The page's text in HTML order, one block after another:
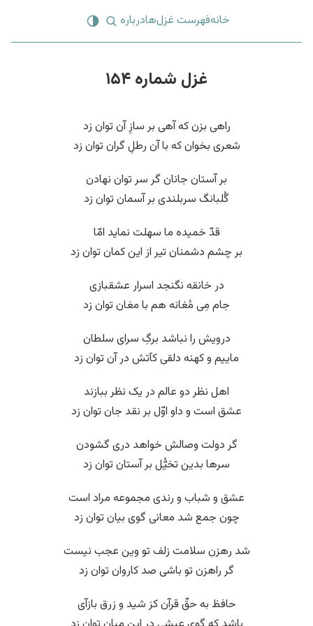
خانهفهرست غزل‌هادرباره
غزل شماره ۱۵۴
راهی بزن که آهی بر سازِ آن توان زد
شعری بخوان که با آن رطلِ گران توان زد
بر آستان جانان گر سر توان نهادن
گُلبانگ سربلندی بر آسمان توان زد
قدّ خمیده ما سهلت نماید امّا
بر چشم دشمنان تیر از این کمان توان زد
در خانقه نگنجد اسرار عشقبازی
جام مِی مُغانه هم با مغان توان زد
درویش را نباشد برگِ سرای سلطان
ماییم و کهنه دلقی کآتش در آن توان زد
اهل نظر دو عالم در یک نظر ببازند
عشق است و داو اوّل بر نقد جان توان زد
گر دولت وصالش خواهد دری گشودن
سرها بدین تخیُّل بر آستان توان زد
عشق و شباب و رندی مجموعه مراد است
چون جمع شد معانی گوی بیان توان زد
شد رهزن سلامت زلف تو وین عجب نیست
گر راهزن تو باشی صد کاروان توان زد
حافظ به حقّ قرآن کز شید و زرق بازآی